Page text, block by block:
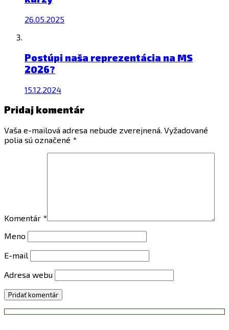
26.05.2025
Postúpi naša reprezentácia na MS
2026?
15.12.2024
Pridaj komentár
Vaša e-mailová adresa nebude zverejnená. Vyžadované
polia sú označené *
Komentár *
Meno
E-mail
Adresa webu